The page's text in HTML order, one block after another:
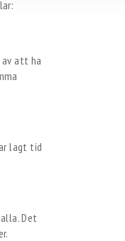
att ha
lagt tid
Det